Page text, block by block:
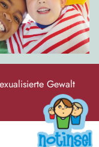
Gewalt